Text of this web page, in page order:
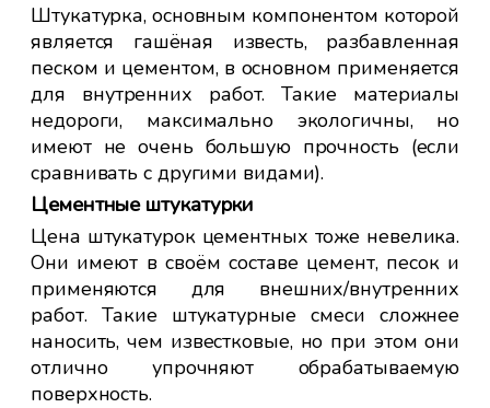
Штукатурка, основным компонентом которой
является гашёная известь, разбавленная
песком и цементом, в основном применяется
для внутренних работ. Такие материалы
недороги, максимально экологичны, но
имеют не очень большую прочность (если
сравнивать с другими видами).
Цементные штукатурки
Цена штукатурок цементных тоже невелика.
Они имеют в своём составе цемент, песок и
применяются для внешних/внутренних
работ. Такие штукатурные смеси сложнее
наносить, чем известковые, но при этом они
отлично упрочняют обрабатываемую
поверхность.